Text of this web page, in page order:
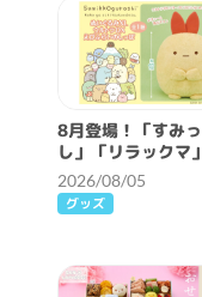
8月登場！「すみ
し」「リラックマ
ズ☆
2026/08/05
グッズ